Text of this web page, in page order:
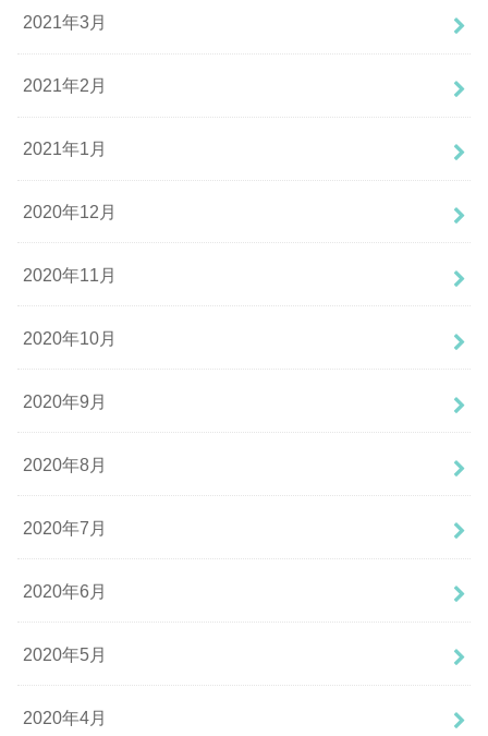
2021年3月
2021年2月
2021年1月
2020年12月
2020年11月
2020年10月
2020年9月
2020年8月
2020年7月
2020年6月
2020年5月
2020年4月